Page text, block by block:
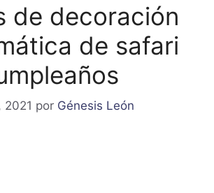
de decoración
de safari
2021 por Génesis León